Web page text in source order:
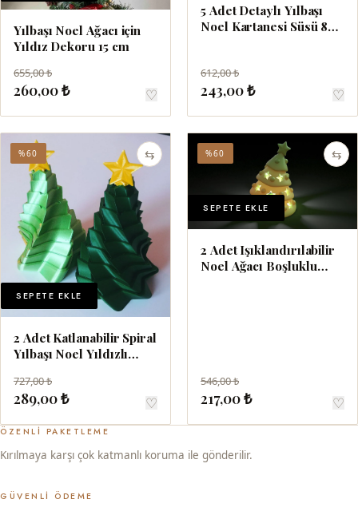
Yılbaşı Noel Ağacı için
Yıldız Dekoru 15 cm
655,00 ₺
260,00 ₺ ♡
5 Adet Detaylı Yılbaşı
Noel Kartanesi Süsü 8
612,00 ₺
243,00 ₺ ♡
⇆
%60
SEPETE EKLE
2 Adet Katlanabilir Spiral
Yılbaşı Noel Yıldızlı
727,00 ₺
289,00 ₺ ♡
⇆
%60
SEPETE EKLE
2 Adet Işıklandırılabilir
Noel Ağacı Boşluklu
546,00 ₺
217,00 ₺ ♡
ÖZENLI PAKETLEME
Kırılmaya karşı çok katmanlı koruma ile gönderilir.
GÜVENLI ÖDEME